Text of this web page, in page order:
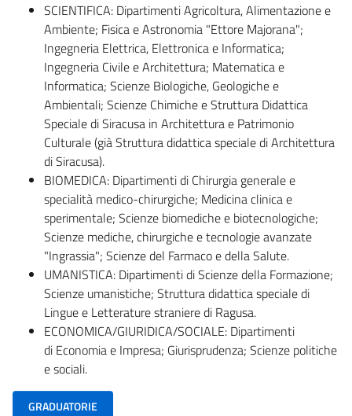
SCIENTIFICA: Dipartimenti Agricoltura, Alimentazione e
Ambiente; Fisica e Astronomia "Ettore Majorana";
Ingegneria Elettrica, Elettronica e Informatica;
Ingegneria Civile e Architettura; Matematica e
Informatica; Scienze Biologiche, Geologiche e
Ambientali; Scienze Chimiche e Struttura Didattica
Speciale di Siracusa in Architettura e Patrimonio
Culturale (già Struttura didattica speciale di Architettura
di Siracusa).
BIOMEDICA: Dipartimenti di Chirurgia generale e
specialità medico-chirurgiche; Medicina clinica e
sperimentale; Scienze biomediche e biotecnologiche;
Scienze mediche, chirurgiche e tecnologie avanzate
"Ingrassia"; Scienze del Farmaco e della Salute.
UMANISTICA: Dipartimenti di Scienze della Formazione;
Scienze umanistiche; Struttura didattica speciale di
Lingue e Letterature straniere di Ragusa.
ECONOMICA/GIURIDICA/SOCIALE: Dipartimenti
di Economia e Impresa; Giurisprudenza; Scienze politiche
e sociali.
GRADUATORIE